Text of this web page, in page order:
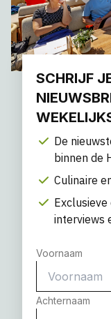
SCHRIJF
De
binnen de
Culinaire
interviews
Voornaam
Achternaam